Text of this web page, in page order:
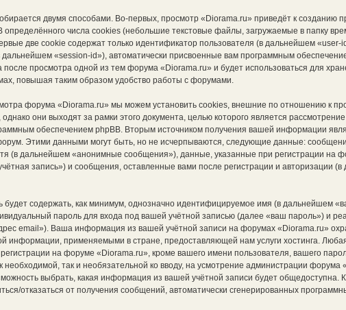
двумя способами. Во-первых, просмотр «Diorama.ru» приведёт к созданию
определённого числа cookies (небольшие текстовые файлы, загружаемые в папку
две cookie содержат только идентификатор пользователя (в дальнейшем «user-
«session-id»), автоматически присвоенные вам программным
после просмотра одной из тем форума «Diorama.ru» и будет использоваться для
повышая таким образом удобство работы с форумами.
форума «Diorama.ru» мы можем установить cookies, внешние по отношению к
они выходят за рамки этого документа, целью которого является
обеспечением phpBB. Вторым источником получения вашей информации
Этими данными могут быть, но не исчерпываются, следующие данные:
(в дальнейшем «анонимные сообщения»), данные, указанные при регистрации на
запись») и сообщения, оставленные вами после регистрации и авторизации
будет содержать, как минимум, однозначно идентифицируемое имя (в дальнейшем
пароль для входа под вашей учётной записью (далее «ваш пароль») и
email»). Ваша информация из вашей учётной записи на форумах «Diorama.ru»
информации, применяемыми в стране, предоставляющей нам услуги хостинга.
на форуме «Diorama.ru», кроме вашего имени пользователя, вашего
необходимой, так и необязательной ко вводу, на усмотрение администрации
выбрать, какая информация из вашей учётной записи будет общедоступна.
отказаться от получения сообщений, автоматически сгенерированных